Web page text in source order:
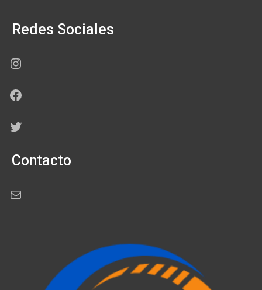
Redes Sociales
Instagram
Facebook
Twitter
Contacto
Correo electrónico